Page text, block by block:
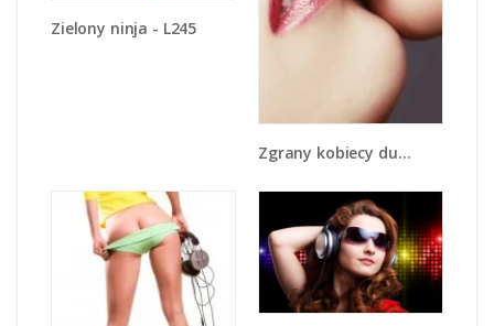
Zielony ninja - L245
Zgrany kobiecy duet - L112